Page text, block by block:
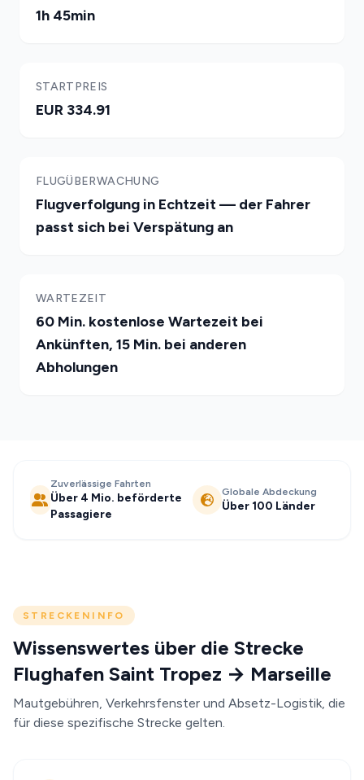
1h 45min
STARTPREIS
EUR 334.91
FLUGÜBERWACHUNG
Flugverfolgung in Echtzeit — der Fahrer
passt sich bei Verspätung an
WARTEZEIT
60 Min. kostenlose Wartezeit bei
Ankünften, 15 Min. bei anderen
Abholungen
Zuverlässige Fahrten
Über 4 Mio. beförderte
Passagiere
Globale Abdeckung
Über 100 Länder
STRECKENINFO
Wissenswertes über die Strecke
Flughafen Saint Tropez → Marseille
Mautgebühren, Verkehrsfenster und Absetz-Logistik, die
für diese spezifische Strecke gelten.